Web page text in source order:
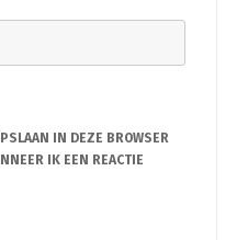
IN DEZE BROWSER
IK EEN REACTIE